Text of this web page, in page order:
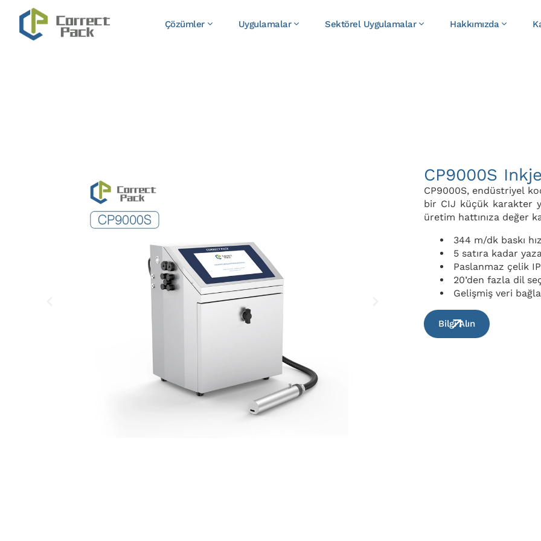
Çözümler Uygulamalar Sektörel Uygulamalar Hakkımızda
CP9000S
CP9000S, endüstriyel
bir CIJ küçük karakter
üretim hattınıza değer
344 m/dk baskı
5 satıra kadar
Paslanmaz çelik
20’den fazla dil
Gelişmiş veri
Bilgi Alın